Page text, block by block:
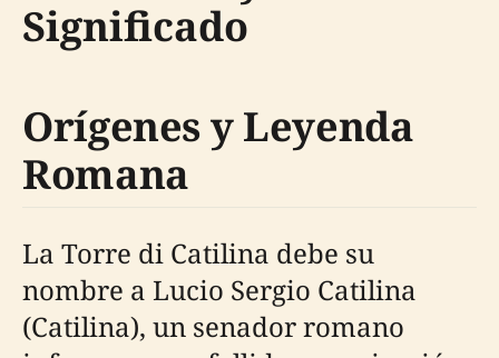
Significado
Orígenes y Leyenda
Romana
La Torre di Catilina debe su
nombre a Lucio Sergio Catilina
(Catilina), un senador romano